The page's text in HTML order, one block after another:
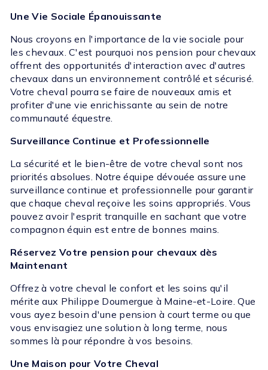
Une Vie Sociale Épanouissante
Nous croyons en l'importance de la vie sociale pour
les chevaux. C'est pourquoi nos pension pour chevaux
offrent des opportunités d'interaction avec d'autres
chevaux dans un environnement contrôlé et sécurisé.
Votre cheval pourra se faire de nouveaux amis et
profiter d'une vie enrichissante au sein de notre
communauté équestre.
Surveillance Continue et Professionnelle
La sécurité et le bien-être de votre cheval sont nos
priorités absolues. Notre équipe dévouée assure une
surveillance continue et professionnelle pour garantir
que chaque cheval reçoive les soins appropriés. Vous
pouvez avoir l'esprit tranquille en sachant que votre
compagnon équin est entre de bonnes mains.
Réservez Votre pension pour chevaux dès
Maintenant
Offrez à votre cheval le confort et les soins qu'il
mérite aux Philippe Doumergue à Maine-et-Loire. Que
vous ayez besoin d'une pension à court terme ou que
vous envisagiez une solution à long terme, nous
sommes là pour répondre à vos besoins.
Une Maison pour Votre Cheval